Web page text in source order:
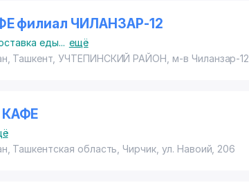
филиал ЧИЛАНЗАР-12
еды... ещё
Ташкент, УЧТЕПИНСКИЙ РАЙОН м-в Чиланзар-12
Ташкентская область, Чирчик, ул. Навоий , 206